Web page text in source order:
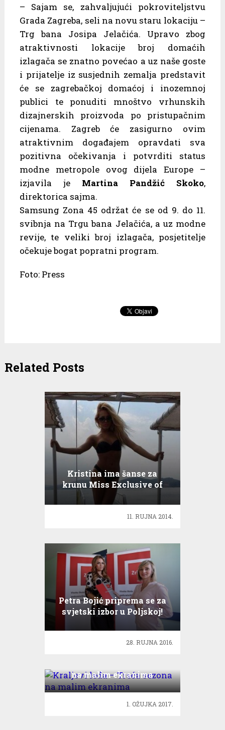
– Sajam se, zahvaljujući pokroviteljstvu
Grada Zagreba, seli na novu staru lokaciju –
Trg bana Josipa Jelačića. Upravo zbog
atraktivnosti lokacije broj domaćih
izlagača se znatno povećao a uz naše goste
i prijatelje iz susjednih zemalja predstavit
će se zagrebačkoj domaćoj i inozemnoj
publici te ponuditi mnoštvo vrhunskih
dizajnerskih proizvoda po pristupačnim
cijenama. Zagreb će zasigurno ovim
atraktivnim događajem opravdati sva
pozitivna očekivanja i potvrditi status
modne metropole ovog dijela Europe –
izjavila je Martina Pandžić Skoko,
direktorica sajma.
Samsung Zona 45 održat će se od 9. do 11.
svibnja na Trgu bana Jelačića, a uz modne
revije, te veliki broj izlagača, posjetitelje
očekuje bogat popratni program.
Foto: Press
Related Posts
Kristina ima šanse za
krunu Miss Exclusive of
the World!
11. RUJNA 2014.
Petra Bojić priprema se za
svjetski izbor u Poljskoj!
28. RUJNA 2016.
na malim ekranima
1. OŽUJKA 2017.